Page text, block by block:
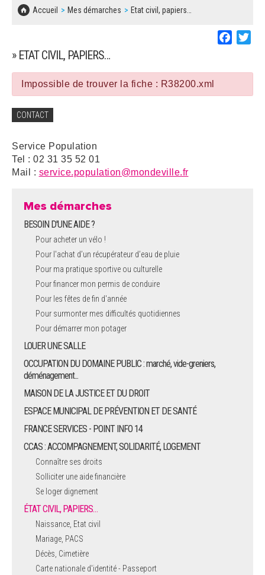
Accueil Mes démarches Etat civil, papiers…
» ETAT CIVIL, PAPIERS…
Impossible de trouver la fiche : R38200.xml
CONTACT
Service Population
Tel : 02 31 35 52 01
Mail : service.population@mondeville.fr
Mes démarches
BESOIN D'UNE AIDE ?
Pour acheter un vélo !
Pour l'achat d’un récupérateur d’eau de pluie
Pour ma pratique sportive ou culturelle
Pour financer mon permis de conduire
Pour les fêtes de fin d'année
Pour surmonter mes difficultés quotidiennes
Pour démarrer mon potager
LOUER UNE SALLE
OCCUPATION DU DOMAINE PUBLIC : marché, vide-greniers,
déménagement...
MAISON DE LA JUSTICE ET DU DROIT
ESPACE MUNICIPAL DE PRÉVENTION ET DE SANTÉ
FRANCE SERVICES - POINT INFO 14
CCAS : ACCOMPAGNEMENT, SOLIDARITÉ, LOGEMENT
Connaître ses droits
Solliciter une aide financière
Se loger dignement
ÉTAT CIVIL, PAPIERS…
Naissance, Etat civil
Mariage, PACS
Décès, Cimetière
Carte nationale d'identité - Passeport
CONCERTATIONS PUBLIQUES
SOLIDARITÉ, LOGEMENT
EMPLOI
URBANISME
POLICE MUNICIPALE
BESOIN D'UNE AIDE ?
LES ASSOCIATIONS
MARCHÉS PUBLICS
SUR LES RISQUES MAJEURS
REGLEMENT LOCAL DE PUBLICITÉ
DECLARATION DE DEMARCHAGE
DOSSIER DE DEMANDE DE SUBVENTION
DEMANDE DE PRÊT DE MATERIEL
FICHE D'ORGANISATION MANIFESTATION
PLAN D'ACTION MUNICIPAL
ARRÊTÉS MUNICIPAUX